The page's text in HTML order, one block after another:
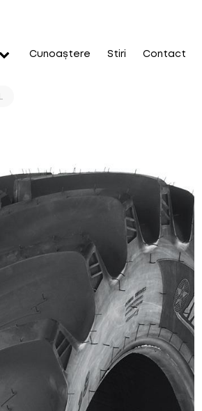
Cunoaștere Stiri Contact